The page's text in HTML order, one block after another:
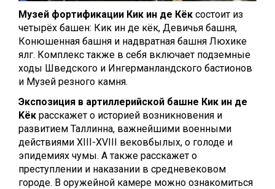
Музей фортификации Кик ин де Кёк состоит из
четырёх башен: Кик ин де кёк, Девичья башня,
Конюшенная башня и надвратная башня Люхике
ялг. Комплекс также в себя включает подземные
ходы Шведского и Ингерманландского бастионов
и Музей резного камня.
Экспозиция в артиллерийской башне Кик ин де
Kёк расскажет о историей возникновения и
развитием Таллинна, важнейшими военными
действиями XIII-XVIII вековбылых, о голоде и
эпидемиях чумы. А также расскажет о
преступлении и наказании в средневековом
городе. В оружейной камере можно ознакомиться